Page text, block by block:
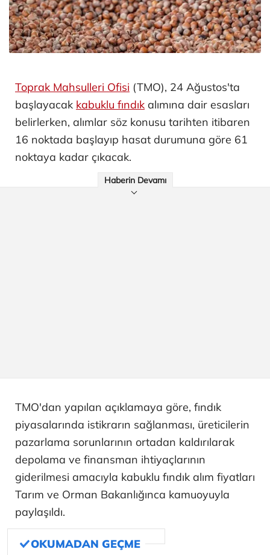
Toprak Mahsulleri Ofisi (TMO), 24 Ağustos'ta
başlayacak kabuklu fındık alımına dair esasları
belirlerken, alımlar söz konusu tarihten itibaren
16 noktada başlayıp hasat durumuna göre 61
noktaya kadar çıkacak.
Haberin Devamı
TMO'dan yapılan açıklamaya göre, fındık
piyasalarında istikrarın sağlanması, üreticilerin
pazarlama sorunlarının ortadan kaldırılarak
depolama ve finansman ihtiyaçlarının
giderilmesi amacıyla kabuklu fındık alım fiyatları
Tarım ve Orman Bakanlığınca kamuoyuyla
paylaşıldı.